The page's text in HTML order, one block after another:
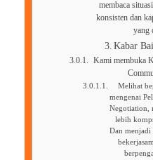
membaca
konsisten dan
yang
Kabar
Kami membuka
Melihat
mengenai
Negotiation,
lebih
Dan menjadi